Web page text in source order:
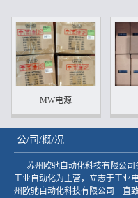
MW电源
公/司/概/况
苏州欧驰自动化科技有限公司
工业自动化为主营，立志于工业
州欧驰自动化科技有限公司一直